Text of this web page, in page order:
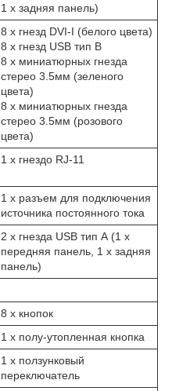
1 x задняя панель)
8 x гнезд DVI-I (белого цвета)
8 x гнезд USB тип B
8 x миниатюрных гнезда
стерео 3.5мм (зеленого
цвета)
8 x миниатюрных гнезда
стерео 3.5мм (розового
цвета)
1 x гнездо RJ-11
1 x разъем для подключения
источника постоянного тока
2 x гнезда USB тип А (1 x
передняя панель, 1 x задняя
панель)
8 x кнопок
1 x полу-утопленная кнопка
1 x ползунковый
переключатель